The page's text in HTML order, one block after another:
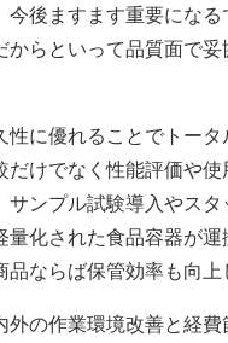
後ますます重要にな
からといって品質面で
に優れることでトー
けでなく性能評価や
サンプル試験導入やス
化された食品容器が
ならば保管効率も向上
外の作業環境改善と経